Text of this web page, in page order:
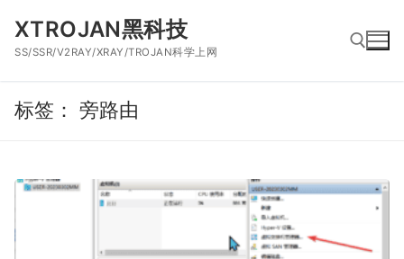
XTROJAN黑科技
SS/SSR/V2RAY/XRAY/TROJAN科学上网
标签： 旁路由